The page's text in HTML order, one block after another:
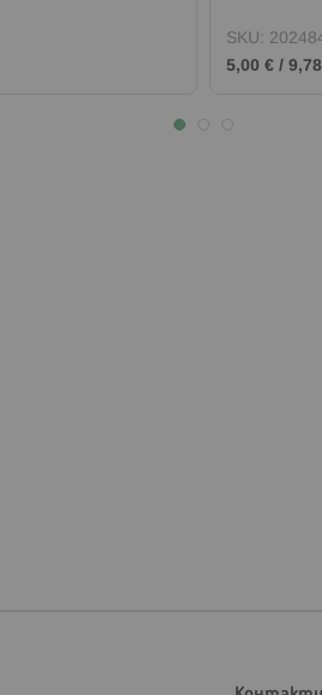
SKU:
5,00 € /